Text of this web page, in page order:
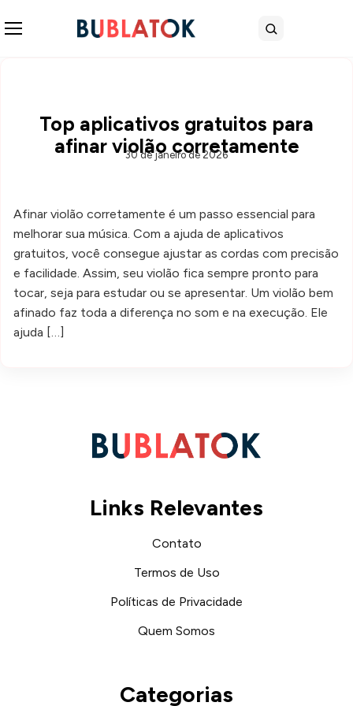
Buscar
Top aplicativos gratuitos para
afinar violão corretamente
30 de janeiro de 2026
Afinar violão corretamente é um passo essencial para
melhorar sua música. Com a ajuda de aplicativos
gratuitos, você consegue ajustar as cordas com precisão
e facilidade. Assim, seu violão fica sempre pronto para
tocar, seja para estudar ou se apresentar. Um violão bem
afinado faz toda a diferença no som e na execução. Ele
ajuda […]
Links Relevantes
Contato
Termos de Uso
Políticas de Privacidade
Quem Somos
Categorias